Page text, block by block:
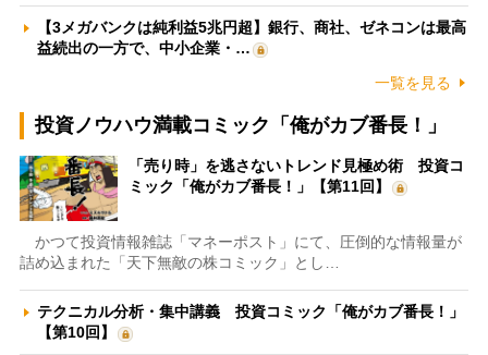
【3メガバンクは純利益5兆円超】銀行、商社、ゼネコンは最高
益続出の一方で、中小企業・…
一覧を見る
投資ノウハウ満載コミック「俺がカブ番長！」
「売り時」を逃さないトレンド見極め術 投資コ
ミック「俺がカブ番長！」【第11回】
かつて投資情報雑誌「マネーポスト」にて、圧倒的な情報量が
詰め込まれた「天下無敵の株コミック」とし…
テクニカル分析・集中講義 投資コミック「俺がカブ番長！」
【第10回】